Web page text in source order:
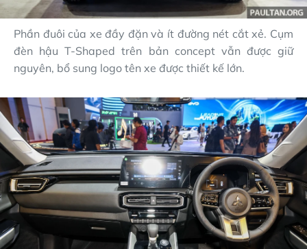
Phần đuôi của xe đầy đặn và ít đường nét cắt xẻ. Cụm
đèn hậu T-Shaped trên bản concept vẫn được giữ
nguyên, bổ sung logo tên xe được thiết kế lớn.